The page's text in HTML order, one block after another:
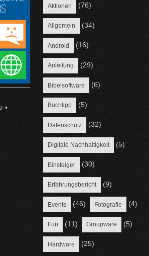
•
Aktionen (76)
Allgemein (34)
Android (16)
Anleitung (29)
Bibelsoftware (6)
Buchtipp (5)
Datenschutz (32)
Digitale Nachhaltigkeit (5)
Einsteiger (30)
Erfahrungsbericht (9)
Events (46) Fotografie (4)
Fun (11) Groupware (5)
Hardware (25)